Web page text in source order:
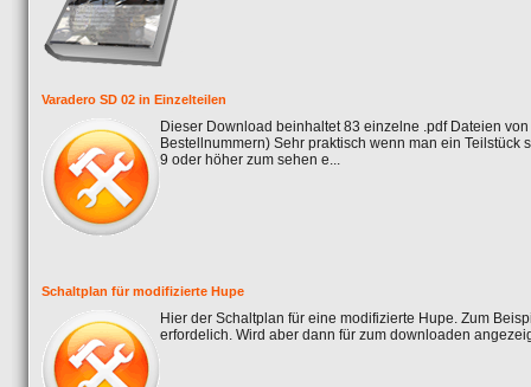
Varadero SD 02 in Einzelteilen
Dieser Download beinhaltet 83 einzelne .pdf Dateien
Bestellnummern) Sehr praktisch wenn man ein
9 oder höher zum sehen e...
Schaltplan für modifizierte Hupe
Hier der Schaltplan für eine modifizierte Hupe. Zum
erfordelich. Wird aber dann für zum downloaden